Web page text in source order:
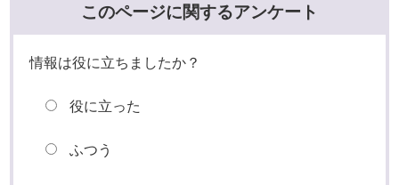
このページに関するアンケート
情報は役に立ちましたか？
役に立った
ふつう